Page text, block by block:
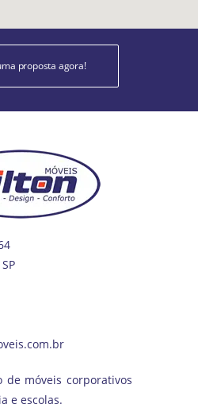
proposta agora!
de móveis corporativos
e escolas.